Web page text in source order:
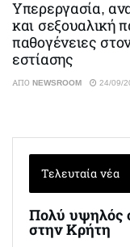
Υπερεργασία,
και σεξουαλική
παθογένειες
εστίασης
ΑΠΌ NEWSROOM 24/09/
Τελευταία νέα
Πολύ υψηλός
στην Κρήτη